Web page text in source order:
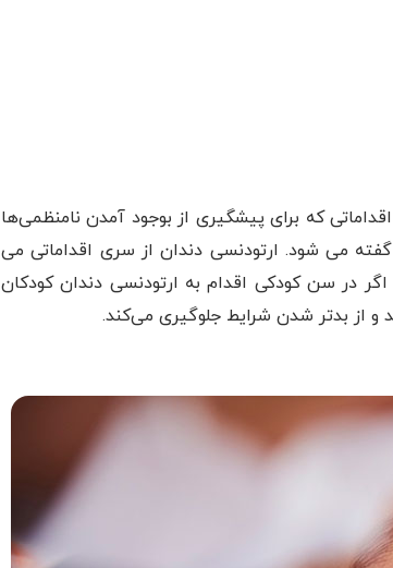
که برای پیشگیری از بوجود آمدن نامنظمی‌ها
گفته می شود. ارتودنسی دندان از سری اقداماتی می
در سن کودکی اقدام به ارتودنسی دندان کودکان
از بدتر شدن شرایط جلوگیری می‌کند.